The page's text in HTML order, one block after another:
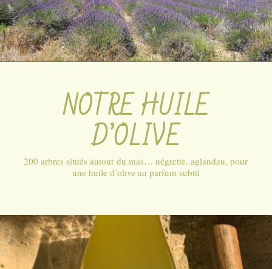
NOTRE HUILE
D’OLIVE
200 arbres situés autour du mas… négrette, aglandau, pour
une huile d’olive au parfum subtil